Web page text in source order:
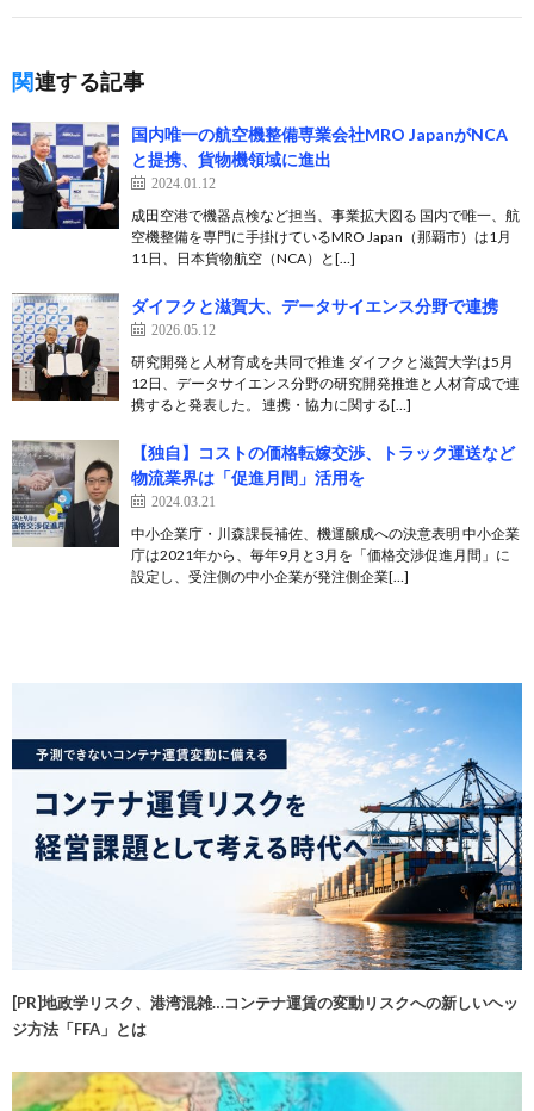
関連する記事
国内唯一の航空機整備専業会社MRO JapanがNCA
と提携、貨物機領域に進出
2024.01.12
成田空港で機器点検など担当、事業拡大図る 国内で唯一、航
空機整備を専門に手掛けているMRO Japan（那覇市）は1月
11日、日本貨物航空（NCA）と[…]
ダイフクと滋賀大、データサイエンス分野で連携
2026.05.12
研究開発と人材育成を共同で推進 ダイフクと滋賀大学は5月
12日、データサイエンス分野の研究開発推進と人材育成で連
携すると発表した。 連携・協力に関する[…]
【独自】コストの価格転嫁交渉、トラック運送など
物流業界は「促進月間」活用を
2024.03.21
中小企業庁・川森課長補佐、機運醸成への決意表明 中小企業
庁は2021年から、毎年9月と3月を「価格交渉促進月間」に
設定し、受注側の中小企業が発注側企業[…]
[PR]地政学リスク、港湾混雑…コンテナ運賃の変動リスクへの新しいヘッ
ジ方法「FFA」とは